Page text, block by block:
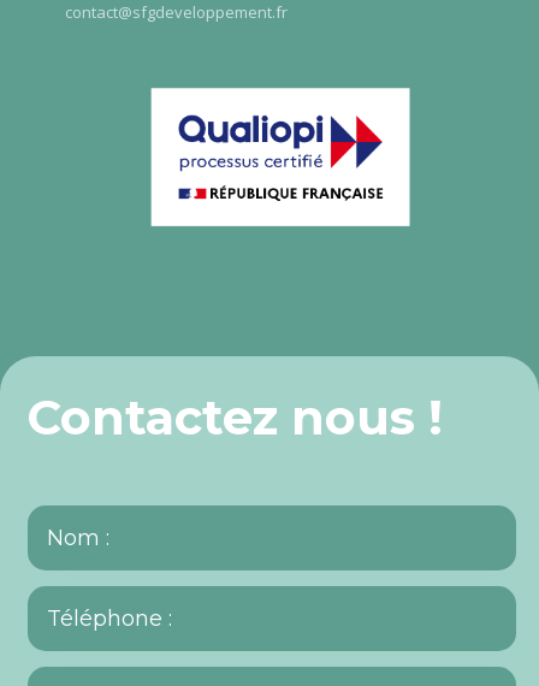
contact@sfgdeveloppement.fr
Contactez nous !